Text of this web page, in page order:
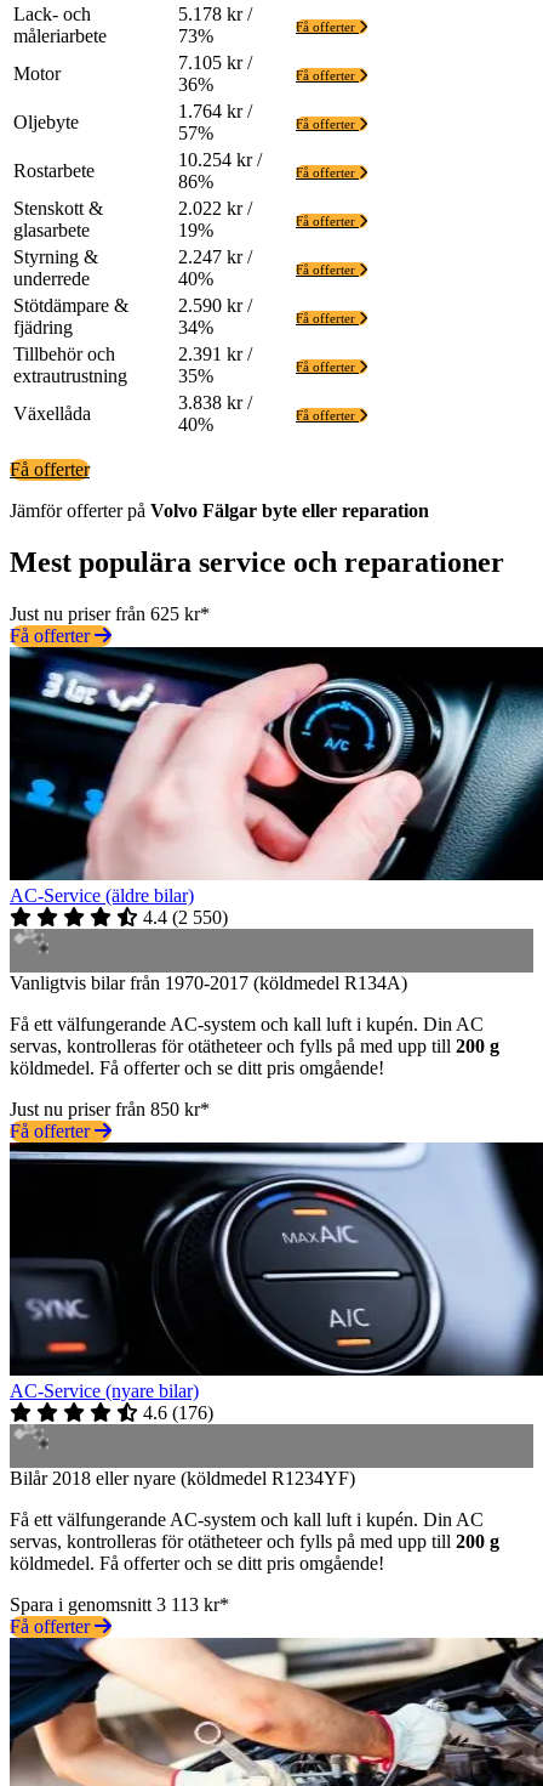
Lack- och
måleriarbete
5.178 kr /
73%
Få offerter
Motor
7.105 kr /
36%
Få offerter
Oljebyte
1.764 kr /
57%
Få offerter
Rostarbete
10.254 kr /
86%
Få offerter
Stenskott &
glasarbete
2.022 kr /
19%
Få offerter
Styrning &
underrede
2.247 kr /
40%
Få offerter
Stötdämpare &
fjädring
2.590 kr /
34%
Få offerter
Tillbehör och
extrautrustning
2.391 kr /
35%
Få offerter
Växellåda
3.838 kr /
40%
Få offerter
Få offerter
Jämför offerter på Volvo Fälgar byte eller reparation
Mest populära service och reparationer
Just nu priser från 625 kr*
Få offerter
AC-Service (äldre bilar)
4.4 (2 550)
Vanligtvis bilar från 1970-2017 (köldmedel R134A)
Få ett välfungerande AC-system och kall luft i kupén. Din AC
servas, kontrolleras för otätheteer och fylls på med upp till 200 g
köldmedel. Få offerter och se ditt pris omgående!
Just nu priser från 850 kr*
Få offerter
AC-Service (nyare bilar)
4.6 (176)
Bilår 2018 eller nyare (köldmedel R1234YF)
Få ett välfungerande AC-system och kall luft i kupén. Din AC
servas, kontrolleras för otätheteer och fylls på med upp till 200 g
köldmedel. Få offerter och se ditt pris omgående!
Spara i genomsnitt 3 113 kr*
Få offerter